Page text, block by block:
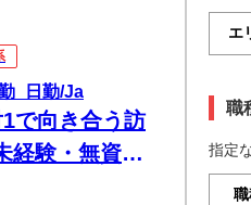
_日勤/Ja
で向き合う訪
経験・無資格
エ
職
指定